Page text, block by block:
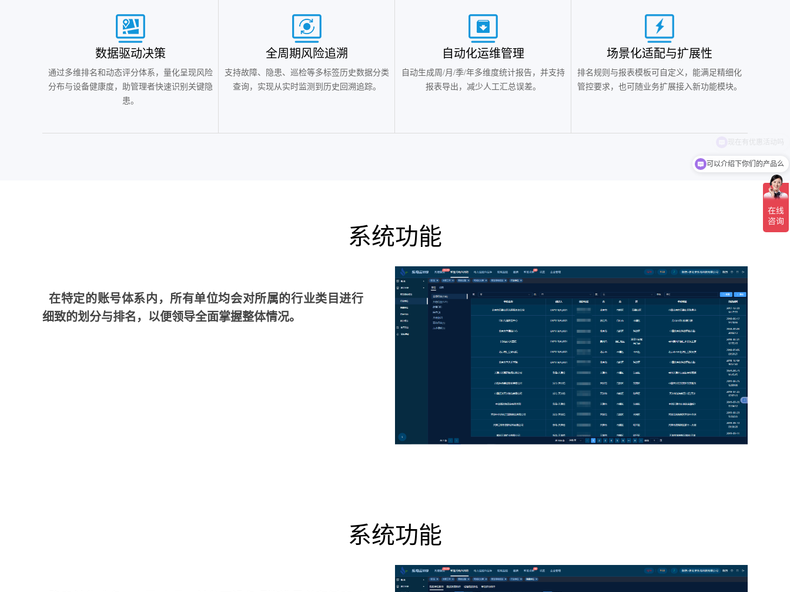
‌数据驱动决策
通过多维排名和动态评分体系，量化呈现风险
分布与设备健康度，助管理者快速识别关键隐
患。
‌全周期风险追溯
支持故障、隐患、巡检等多标签历史数据分类
查询，实现从实时监测到历史回溯追踪。
‌自动化运维管理
自动生成周/月/季/年多维度统计报告，并支持
报表导出，减少人工汇总误差。
‌场景化适配与扩展性
排名规则与报表模板可自定义，能满足精细化
管控要求，也可随业务扩展接入新功能模块。
系统功能
在特定的账号体系内，所有单位均会对所属的行业类目进行
细致的划分与排名，以便领导全面掌握整体情况。
系统功能
可以介绍下你们的产品么